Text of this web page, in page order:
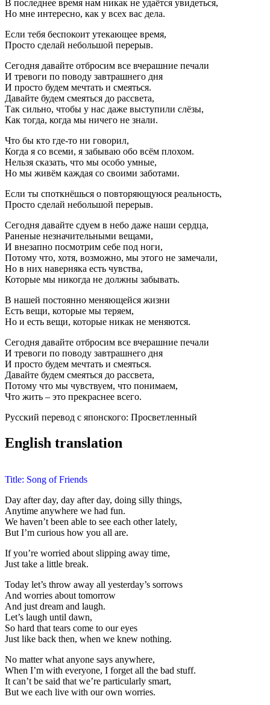
В последнее время нам никак не удаётся увидеться,
Но мне интересно, как у всех вас дела.
Если тебя беспокоит утекающее время,
Просто сделай небольшой перерыв.
Сегодня давайте отбросим все вчерашние печали
И тревоги по поводу завтрашнего дня
И просто будем мечтать и смеяться.
Давайте будем смеяться до рассвета,
Так сильно, чтобы у нас даже выступили слёзы,
Как тогда, когда мы ничего не знали.
Что бы кто где-то ни говорил,
Когда я со всеми, я забываю обо всём плохом.
Нельзя сказать, что мы особо умные,
Но мы живём каждая со своими заботами.
Если ты споткнёшься о повторяющуюся реальность,
Просто сделай небольшой перерыв.
Сегодня давайте сдуем в небо даже наши сердца,
Раненые незначительными вещами,
И внезапно посмотрим себе под ноги,
Потому что, хотя, возможно, мы этого не замечали,
Но в них наверняка есть чувства,
Которые мы никогда не должны забывать.
В нашей постоянно меняющейся жизни
Есть вещи, которые мы теряем,
Но и есть вещи, которые никак не меняются.
Сегодня давайте отбросим все вчерашние печали
И тревоги по поводу завтрашнего дня
И просто будем мечтать и смеяться.
Давайте будем смеяться до рассвета,
Потому что мы чувствуем, что понимаем,
Что жить – это прекраснее всего.
Русский перевод с японского: Просветленный
English translation
Title: Song of Friends
Day after day, day after day, doing silly things,
Anytime anywhere we had fun.
We haven’t been able to see each other lately,
But I’m curious how you all are.
If you’re worried about slipping away time,
Just take a little break.
Today let’s throw away all yesterday’s sorrows
And worries about tomorrow
And just dream and laugh.
Let’s laugh until dawn,
So hard that tears come to our eyes
Just like back then, when we knew nothing.
No matter what anyone says anywhere,
When I’m with everyone, I forget all the bad stuff.
It can’t be said that we’re particularly smart,
But we each live with our own worries.